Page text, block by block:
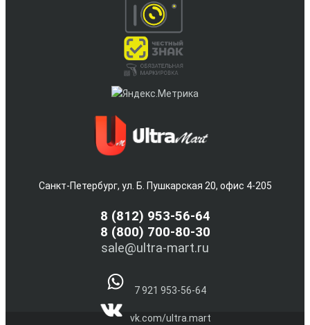
Санкт-Петербург, ул. Б. Пушкарская 20, офис 4-205
8 (812) 953-56-64
8 (800) 700-80-30
sale@ultra-mart.ru
7 921 953-56-64
vk.com/ultra.mart